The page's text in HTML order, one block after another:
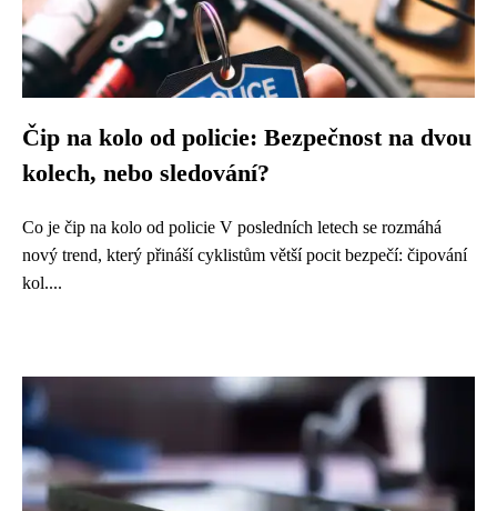
Čip na kolo od policie: Bezpečnost na dvou
kolech, nebo sledování?
Co je čip na kolo od policie V posledních letech se rozmáhá
nový trend, který přináší cyklistům větší pocit bezpečí: čipování
kol....